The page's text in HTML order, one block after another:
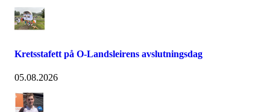
Kretsstafett på O-Landsleirens avslutningsdag
05.08.2026